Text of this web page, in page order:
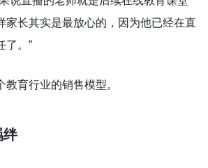
家长其实是最放心的，因为他已经在直
了。”
育行业的销售模型。
绊